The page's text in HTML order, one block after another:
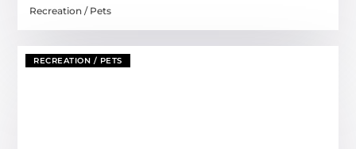
Recreation / Pets
RECREATION / PETS